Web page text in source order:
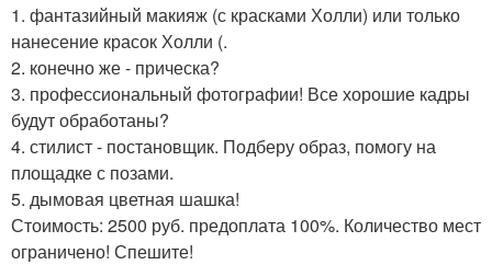
1. фантазийный макияж (с красками Холли) или только
нанесение красок Холли (.
2. конечно же - прическа?
3. профессиональный фотографии! Все хорошие кадры
будут обработаны?
4. стилист - постановщик. Подберу образ, помогу на
площадке с позами.
5. дымовая цветная шашка!
Стоимость: 2500 руб. предоплата 100%. Количество мест
ограничено! Спешите!